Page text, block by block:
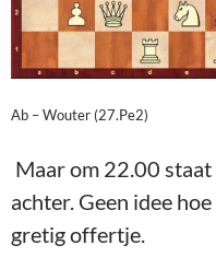
Ab – Wouter (27.Pe2)
Maar om 22.00
achter. Geen idee
gretig offertje.